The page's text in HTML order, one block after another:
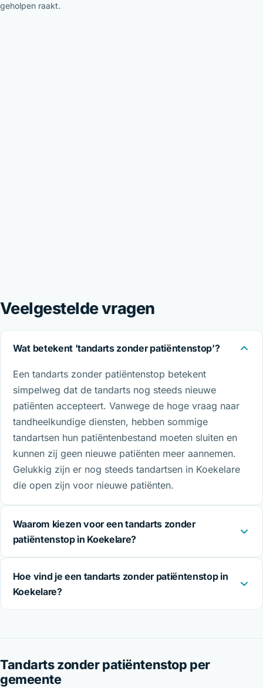
geholpen raakt.
Veelgestelde vragen
Wat betekent ’tandarts zonder patiëntenstop’?
Een tandarts zonder patiëntenstop betekent
simpelweg dat de tandarts nog steeds nieuwe
patiënten accepteert. Vanwege de hoge vraag naar
tandheelkundige diensten, hebben sommige
tandartsen hun patiëntenbestand moeten sluiten en
kunnen zij geen nieuwe patiënten meer aannemen.
Gelukkig zijn er nog steeds tandartsen in Koekelare
die open zijn voor nieuwe patiënten.
Waarom kiezen voor een tandarts zonder
patiëntenstop in Koekelare?
Hoe vind je een tandarts zonder patiëntenstop in
Koekelare?
Tandarts zonder patiëntenstop per
gemeente